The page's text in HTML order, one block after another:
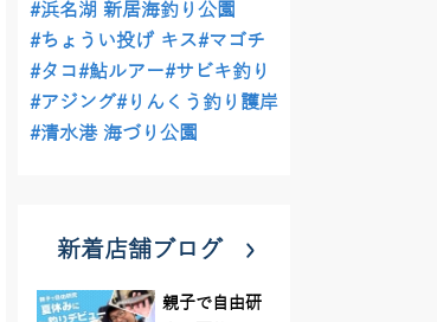
#浜名湖 新居海釣り公園
#ちょうい投げ キス#マゴチ
#タコ#鮎ルアー#サビキ釣り
#アジング#りんくう釣り護岸
#清水港 海づり公園
新着店舗ブログ
親子で自由研